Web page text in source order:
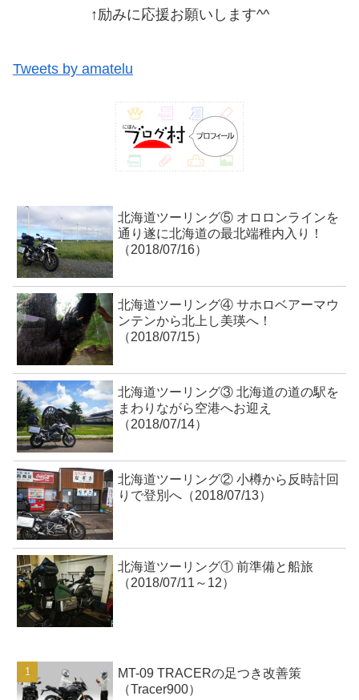
↑励みに応援お願いします^^
Tweets by amatelu
北海道ツーリング⑤ オロロンラインを
通り遂に北海道の最北端稚内入り！
（2018/07/16）
北海道ツーリング④ サホロベアーマウ
ンテンから北上し美瑛へ！
（2018/07/15）
北海道ツーリング③ 北海道の道の駅を
まわりながら空港へお迎え
（2018/07/14）
北海道ツーリング② 小樽から反時計回
りで登別へ（2018/07/13）
北海道ツーリング① 前準備と船旅
（2018/07/11～12）
MT-09 TRACERの足つき改善策
（Tracer900）